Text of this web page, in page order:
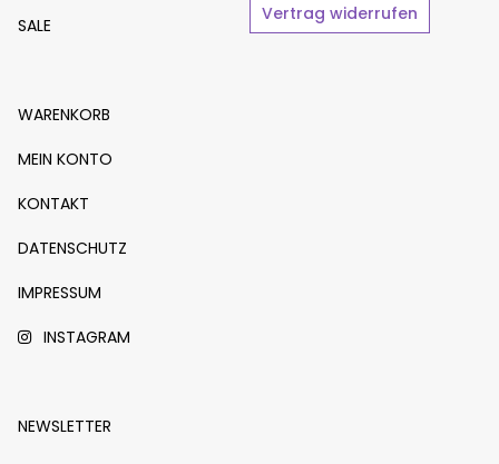
SALE
Vertrag widerrufen
WARENKORB
MEIN KONTO
KONTAKT
DATENSCHUTZ
IMPRESSUM
INSTAGRAM
NEWSLETTER